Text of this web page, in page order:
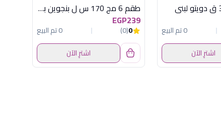
0 تم البيع
اشترِ الآن
طقم 6 مج 170 س ل بنجوين بينك باسابتشة
EGP239
0
(0)
0 تم البيع
اشترِ الآن